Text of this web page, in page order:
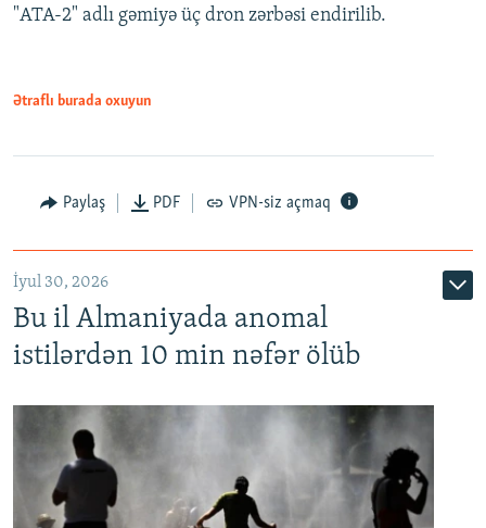
"ATA-2" adlı gəmiyə üç dron zərbəsi endirilib.
Ətraflı burada oxuyun
Paylaş PDF VPN-siz açmaq
İyul 30, 2026
Bu il Almaniyada anomal
istilərdən 10 min nəfər ölüb